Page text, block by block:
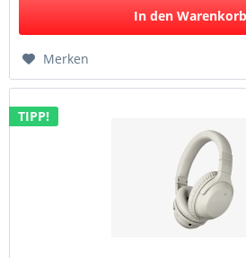
In den Warenkorb
Merken
TIPP!